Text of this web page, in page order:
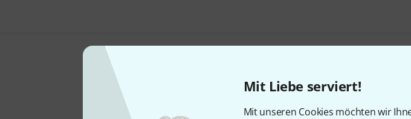
Mit Liebe serviert!
Mit unseren Cookies möchten wir